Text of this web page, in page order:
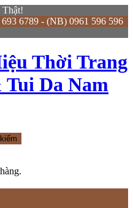
Thật!
6789 - (NB) 0961 596 596